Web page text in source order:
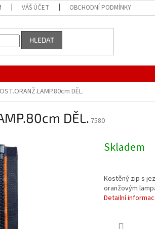
VÁŠ ÚČET OBCHODNÍ PODMÍNKY
HLEDAT
DĚL.
DĚL. 7580
Skladem
Kostěný zip s
oranžovým
Detailní